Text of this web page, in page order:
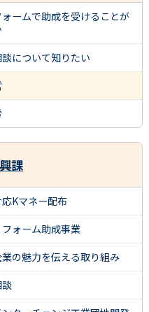
ームで助成を受けることが
について知りたい
課
Kマネー配布
ォーム助成事業
の魅力を伝える取り組み